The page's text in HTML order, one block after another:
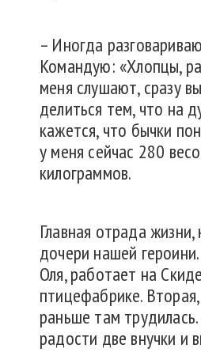
– Иногда
Командую: «Хлопцы,
меня слушают, сразу
делиться тем, что на
кажется, что бычки
у меня сейчас 280
килограммов.
Главная отрада жизни,
дочери нашей
Оля, работает на
птицефабрике.
раньше там
радости две внучки и